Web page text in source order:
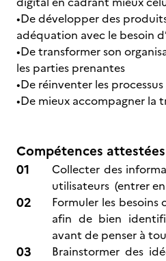
•De développer des
adéquation avec le besoin
•De transformer son
les parties prenantes
•De réinventer les
•De mieux accompagner la
Compétences
Collecter des
utilisateurs (entrer
Formuler les
afin de bien
avant de penser à
Brainstormer des